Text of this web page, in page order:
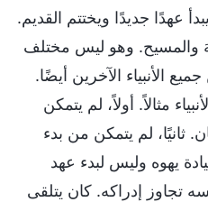
عهدًا جديدًا ويختتم القديم.
والمسيح. وهو ليس مختلف
الأنبياء الآخرين أيضًا.
مثالاً. أولاً، لم يتمكن
ثانيًا، لم يتمكن من بدء
يهوه وليس لبدء عهد
تجاوز إدراكه. كان يتلقى